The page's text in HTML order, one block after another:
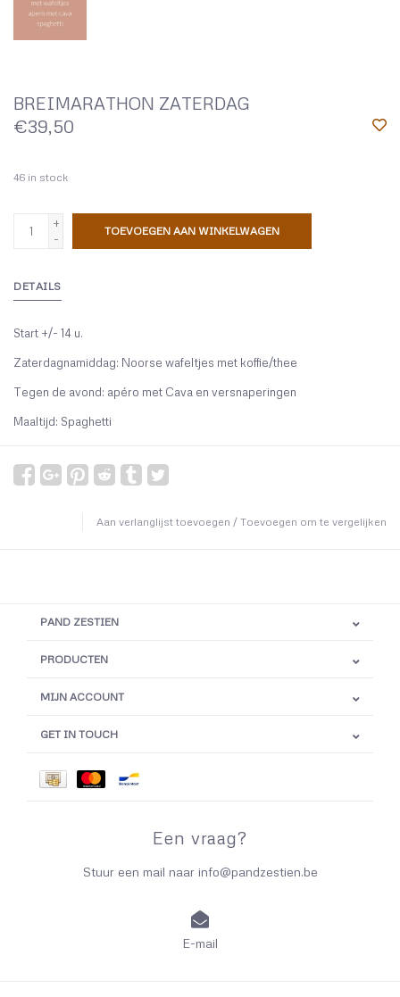
BREIMARATHON ZATERDAG
€39,50
46 in stock
+
-
TOEVOEGEN AAN WINKELWAGEN
DETAILS
Start +/- 14 u.
Zaterdagnamiddag: Noorse wafeltjes met koffie/thee
Tegen de avond: apéro met Cava en versnaperingen
Maaltijd: Spaghetti
Aan verlanglijst toevoegen / Toevoegen om te vergelijken
PAND ZESTIEN
PRODUCTEN
MIJN ACCOUNT
GET IN TOUCH
Een vraag?
Stuur een mail naar info@pandzestien.be
E-mail